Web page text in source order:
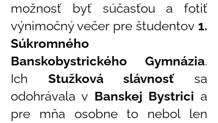
možnosť byť súčasťou a fotiť
výnimočný večer pre študentov 1.
Súkromného
Banskobystrického Gymnázia.
Ich Stužková slávnosťsa
odohrávala v Banskej Bystrici a
pre mňa osobne to nebol len